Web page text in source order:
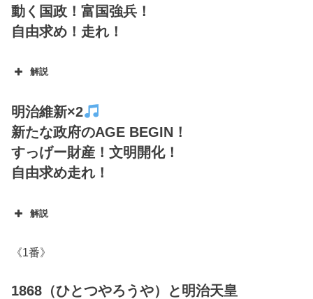
動く国政！富国強兵！
自由求め！走れ！
解説
明治維新×2
新たな政府のAGE BEGIN！
すっげー財産！文明開化！
自由求め走れ！
解説
《1番》
1868（ひとつやろうや）と明治天皇